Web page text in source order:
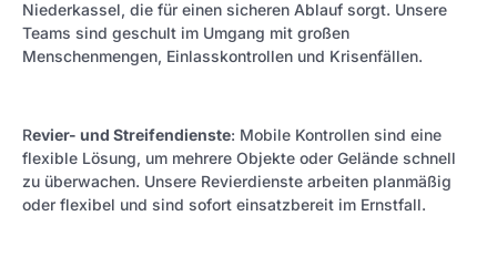
Niederkassel, die für einen sicheren Ablauf sorgt. Unsere
Teams sind geschult im Umgang mit großen
Menschenmengen, Einlasskontrollen und Krisenfällen.
Revier- und Streifendienste: Mobile Kontrollen sind eine
flexible Lösung, um mehrere Objekte oder Gelände schnell
zu überwachen. Unsere Revierdienste arbeiten planmäßig
oder flexibel und sind sofort einsatzbereit im Ernstfall.